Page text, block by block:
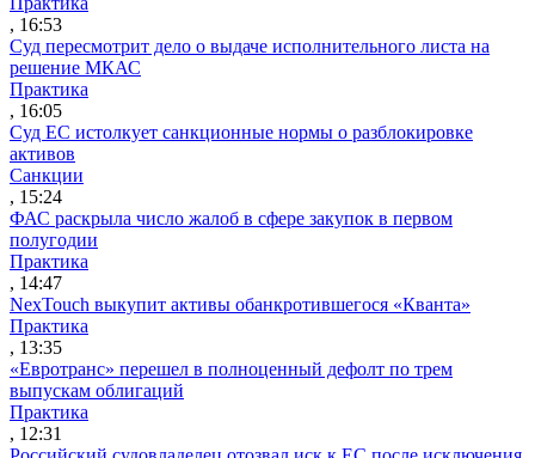
, 16:53
Суд пересмотрит дело о выдаче исполнительного листа на
решение МКАС
Практика
, 16:05
Суд ЕС истолкует санкционные нормы о разблокировке
активов
Санкции
, 15:24
ФАС раскрыла число жалоб в сфере закупок в первом
полугодии
Практика
, 14:47
NexTouch выкупит активы обанкротившегося «Кванта»
Практика
, 13:35
«Евротранс» перешел в полноценный дефолт по трем
выпускам облигаций
Практика
, 12:31